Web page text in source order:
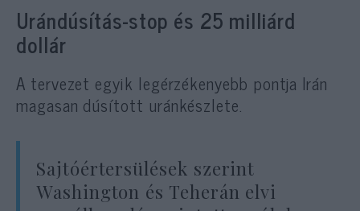
Urándúsítás-stop és 25 milliárd
dollár
A tervezet egyik legérzékenyebb pontja Irán
magasan dúsított uránkészlete.
Sajtóértersülések szerint
Washington és Teherán elvi